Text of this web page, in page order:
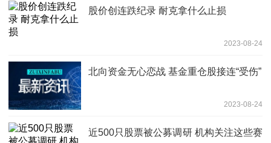
股价创连跌纪录 耐克拿什么止损
2023-08-24
北向资金无心恋战 基金重仓股接连“受伤”
2023-08-24
近500只股票被公募调研 机构关注这些赛